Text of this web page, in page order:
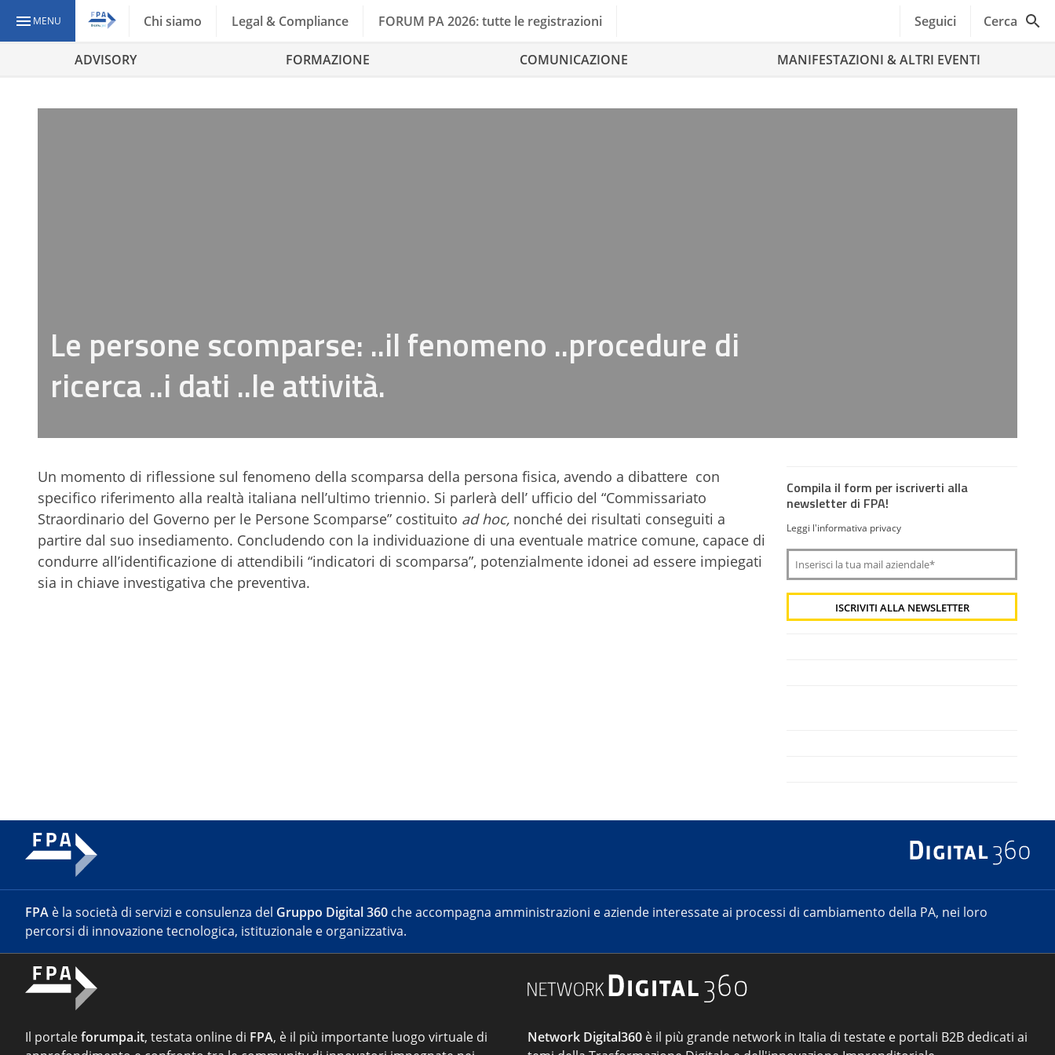
MENU Chi siamo Legal & Compliance FORUM PA 2026: tutte le registrazioni Seguici Cerca
ADVISORY FORMAZIONE COMUNICAZIONE MANIFESTAZIONI & ALTRI EVENTI
Le persone scomparse: ..il fenomeno ..procedure di
ricerca ..i dati ..le attività.
Un momento di riflessione sul fenomeno della scomparsa della persona fisica, avendo a dibattere con
specifico riferimento alla realtà italiana nell’ultimo triennio. Si parlerà dell’ ufficio del “Commissariato
Straordinario del Governo per le Persone Scomparse” costituito ad hoc, nonché dei risultati conseguiti a
partire dal suo insediamento. Concludendo con la individuazione di una eventuale matrice comune, capace di
condurre all’identificazione di attendibili “indicatori di scomparsa”, potenzialmente idonei ad essere impiegati
sia in chiave investigativa che preventiva.
Compila il form per iscriverti alla
newsletter di FPA!
Leggi l'informativa privacy
FPA è la società di servizi e consulenza del Gruppo Digital 360 che accompagna amministrazioni e aziende interessate ai processi di cambiamento della PA, nei loro
percorsi di innovazione tecnologica, istituzionale e organizzativa.
Il portaleforumpa.it, testata online di FPA, è il più importante luogo virtuale di
Network Digital360 è il più grande network in Italia di testate e portali B2B dedicati ai